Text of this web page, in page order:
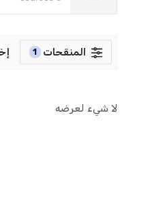
المنقحات 1
لا شيء لعرضه